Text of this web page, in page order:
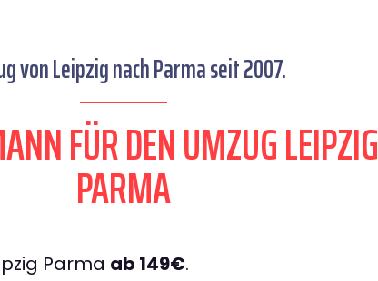
von Leipzig nach Parma seit 2007.
FÜR DEN UMZUG LEIPZIG
PARMA
Parma ab 149€.